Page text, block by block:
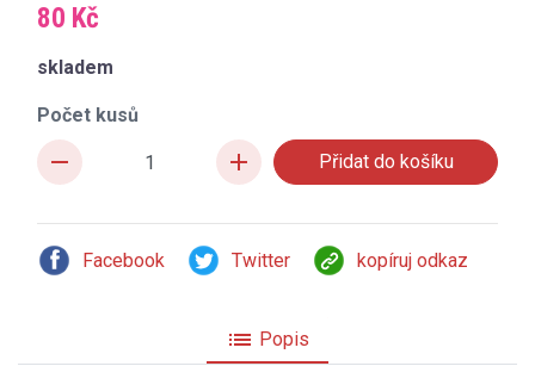
80 Kč
skladem
Počet kusů
remove add
Facebook Twitter kopíruj odkaz
list Popis